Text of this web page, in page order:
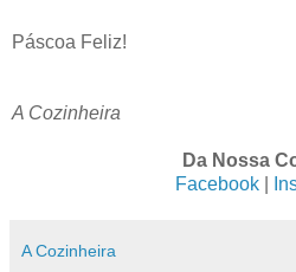
Páscoa Feliz!
A Cozinheira
Da Nossa
Facebook|
A Cozinheira